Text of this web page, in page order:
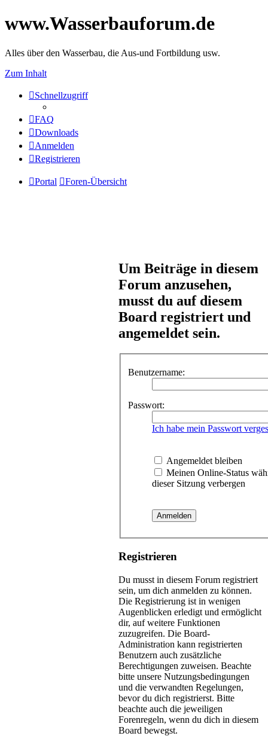
www.Wasserbauforum.de
Alles über den Wasserbau, die Aus-und Fortbildung usw.
Zum Inhalt
Schnellzugriff
FAQ
Downloads
Anmelden
Registrieren
Portal Foren-Übersicht
Um Beiträge in diesem
Forum anzusehen,
musst du auf diesem
Board registriert und
angemeldet sein.
Benutzername:
Passwort:
Ich habe mein Passwort
Angemeldet bleiben
Meinen Online-Status
dieser Sitzung verbergen
Registrieren
Du musst in diesem Forum registriert
sein, um dich anmelden zu können.
Die Registrierung ist in wenigen
Augenblicken erledigt und ermöglicht
dir, auf weitere Funktionen
zuzugreifen. Die Board-
Administration kann registrierten
Benutzern auch zusätzliche
Berechtigungen zuweisen. Beachte
bitte unsere Nutzungsbedingungen
und die verwandten Regelungen,
bevor du dich registrierst. Bitte
beachte auch die jeweiligen
Forenregeln, wenn du dich in diesem
Board bewegst.